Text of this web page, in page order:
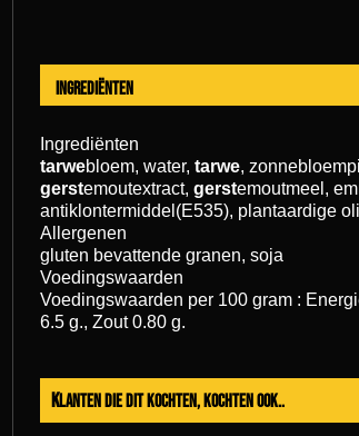
Ingrediënten
Ingrediënten
tarwebloem, water, tarwe,
gerstemoutextract, gerstemoutmeel,
antiklontermiddel(E535), plantaardige
Allergenen
gluten bevattende granen, soja
Voedingswaarden
Voedingswaarden per 100 gram :
6.5 g., Zout 0.80 g.
Klanten die dit kochten, kochten ook..